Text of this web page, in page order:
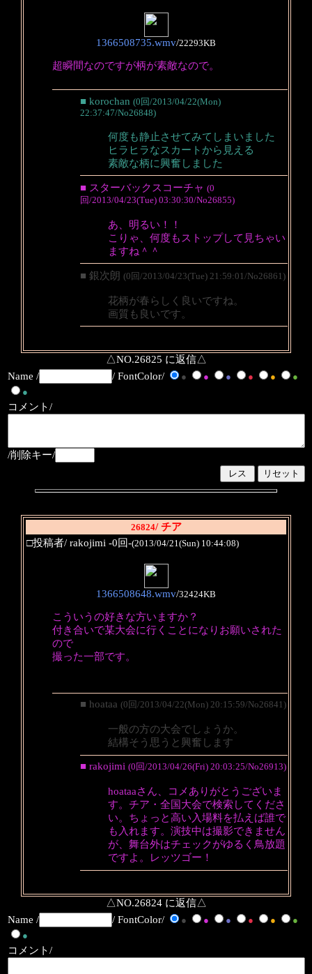
1366508735.wmv/22293KB
超瞬間なのですが柄が素敵なので。
■ korochan (0回/2013/04/22(Mon)
22:37:47/No26848)
何度も静止させてみてしまいました
ヒラヒラなスカートから見える
素敵な柄に興奮しました
■ スターバックスコーチャ (0
回/2013/04/23(Tue) 03:30:30/No26855)
あ、明るい！！
こりゃ、何度もストップして見ちゃい
ますね＾＾
■ 銀次朗 (0回/2013/04/23(Tue) 21:59:01/No26861)
花柄が春らしく良いですね。
画質も良いです。
△NO.26825 に返信△
Name /
/ FontColor/ ● ● ● ● ●
●
●
コメント/
/削除キー/
26824/ チア
□投稿者/ rakojimi -0回-(2013/04/21(Sun) 10:44:08)
1366508648.wmv/32424KB
こういうの好きな方いますか？
付き合いで某大会に行くことになりお願いされた
ので
撮った一部です。
■ hoataa (0回/2013/04/22(Mon) 20:15:59/No26841)
一般の方の大会でしょうか。
結構そう思うと興奮します
■ rakojimi (0回/2013/04/26(Fri) 20:03:25/No26913)
hoataaさん、コメありがとうございま
す。チア・全国大会で検索してくださ
い。ちょっと高い入場料を払えば誰で
も入れます。演技中は撮影できません
が、舞台外はチェックがゆるく鳥放題
ですよ。レッツゴー！
△NO.26824 に返信△
Name /
/ FontColor/ ● ● ● ● ●
●
●
コメント/